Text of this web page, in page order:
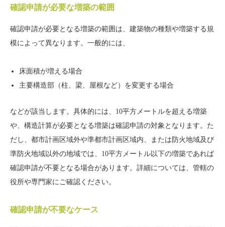
確認申請が必要な増築の範囲
確認申請が必要となる増築の範囲は、建築物の種類や増築する規
模によって異なります。一般的には、
床面積が増える場合
主要構造部（柱、梁、屋根など）を変更する場合
などが該当します。具体的には、10平方メートルを超える増築
や、構造計算が必要となる増築は確認申請の対象となります。た
だし、都市計画区域外や準都市計画区域内、または防火地域及び
準防火地域以外の地域では、10平方メートル以下の増築であれば
確認申請が不要となる場合があります。詳細については、管轄の
役所や専門家にご確認ください。
確認申請が不要なケース